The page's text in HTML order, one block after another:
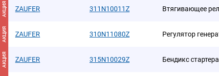
АКЦИЯ ZAUFER 311N10011Z Втягивающее
АКЦИЯ ZAUFER 310N11080Z Регулятор
АКЦИЯ ZAUFER 315N10029Z Бендикс стартера